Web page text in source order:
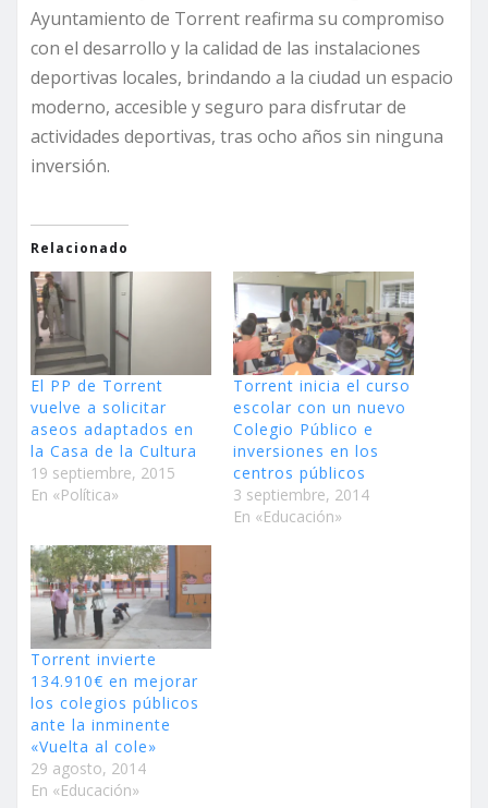
Ayuntamiento de Torrent reafirma su compromiso
con el desarrollo y la calidad de las instalaciones
deportivas locales, brindando a la ciudad un espacio
moderno, accesible y seguro para disfrutar de
actividades deportivas, tras ocho años sin ninguna
inversión.
Relacionado
El PP de Torrent
vuelve a solicitar
aseos adaptados en
la Casa de la Cultura
19 septiembre, 2015
En «Política»
Torrent inicia el curso
escolar con un nuevo
Colegio Público e
inversiones en los
centros públicos
3 septiembre, 2014
En «Educación»
Torrent invierte
134.910€ en mejorar
los colegios públicos
ante la inminente
«Vuelta al cole»
29 agosto, 2014
En «Educación»